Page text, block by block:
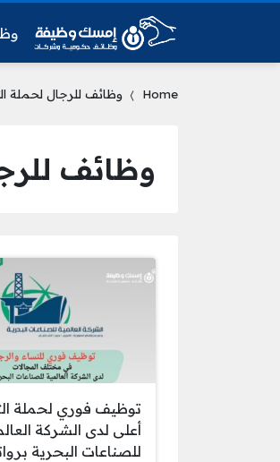
Home وظائف للرجال لحملة
وظائف
توظيف فوري لحملة
أعلى لدى الشركة
للصناعات البحرية